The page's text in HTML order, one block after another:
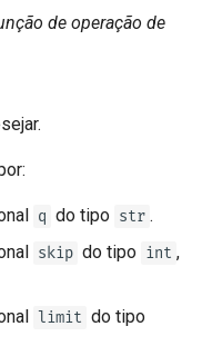
de operação de
q do tipo str .
skip do tipo int ,
limit do tipo